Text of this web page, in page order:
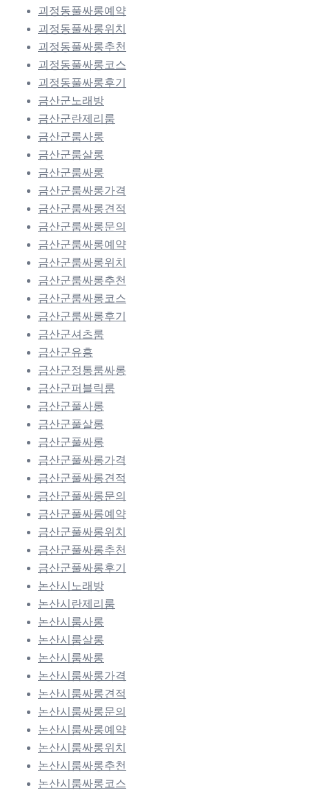
괴정동풀싸롱예약
괴정동풀싸롱위치
괴정동풀싸롱추천
괴정동풀싸롱코스
괴정동풀싸롱후기
금산군노래방
금산군란제리룸
금산군룸사롱
금산군룸살롱
금산군룸싸롱
금산군룸싸롱가격
금산군룸싸롱견적
금산군룸싸롱문의
금산군룸싸롱예약
금산군룸싸롱위치
금산군룸싸롱추천
금산군룸싸롱코스
금산군룸싸롱후기
금산군셔츠룸
금산군유흥
금산군정통룸싸롱
금산군퍼블릭룸
금산군풀사롱
금산군풀살롱
금산군풀싸롱
금산군풀싸롱가격
금산군풀싸롱견적
금산군풀싸롱문의
금산군풀싸롱예약
금산군풀싸롱위치
금산군풀싸롱추천
금산군풀싸롱후기
논산시노래방
논산시란제리룸
논산시룸사롱
논산시룸살롱
논산시룸싸롱
논산시룸싸롱가격
논산시룸싸롱견적
논산시룸싸롱문의
논산시룸싸롱예약
논산시룸싸롱위치
논산시룸싸롱추천
논산시룸싸롱코스